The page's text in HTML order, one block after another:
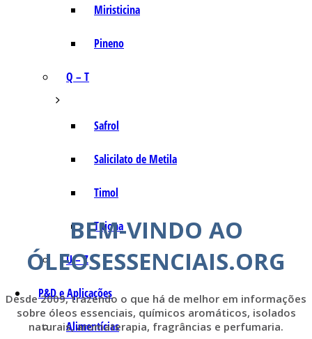
Miristicina
Pineno
Q – T
Safrol
Salicilato de Metila
Timol
Tujona
U – Z
P&D e Aplicações
Alimentícias
BEM-VINDO AO
ÓLEOSESSENCIAIS.ORG
Desde 2009, trazendo o que há de melhor em informações
sobre óleos essenciais, químicos aromáticos, isolados
naturais, aromaterapia, fragrâncias e perfumaria.